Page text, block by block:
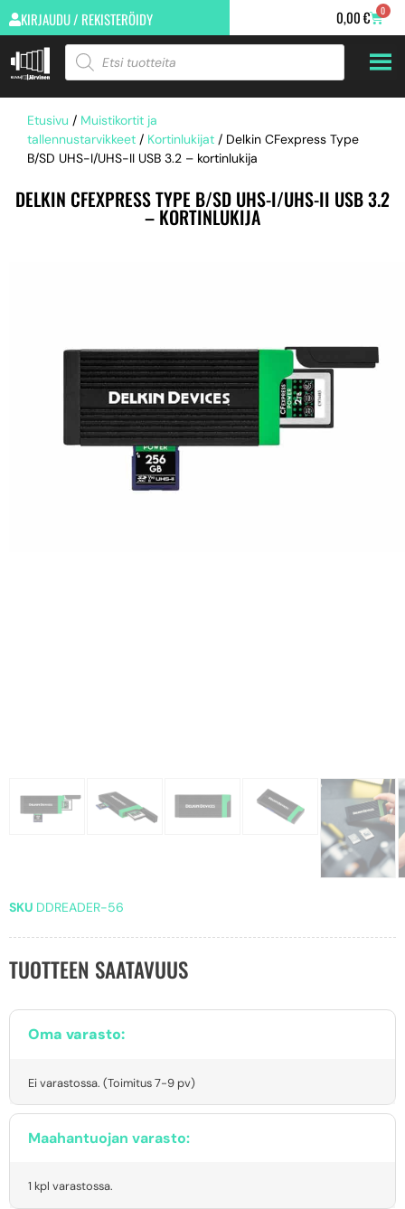
KIRJAUDU / REKISTERÖIDY 0,00€ 0
Etusivu / Muistikortit ja
tallennustarvikkeet / Kortinlukijat / Delkin CFexpress Type
B/SD UHS-I/UHS-II USB 3.2 – kortinlukija
DELKIN CFEXPRESS TYPE B/SD UHS-I/UHS-II USB 3.2
– KORTINLUKIJA
SKU DDREADER-56
TUOTTEEN SAATAVUUS
Oma varasto:
Ei varastossa. (Toimitus 7-9 pv)
Maahantuojan varasto:
1 kpl varastossa.